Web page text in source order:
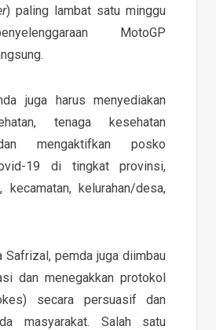
) paling lambat satu minggu
MotoGP
juga harus menyediakan
tenaga kesehatan
mengaktifkan posko
19 di tingkat provinsi,
kecamatan, kelurahan/desa,
Safrizal, pemda juga diimbau
dan menegakkan protokol
secara persuasif dan
masyarakat. Salah satu